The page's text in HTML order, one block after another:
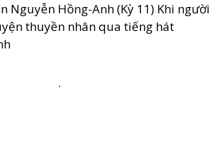
Nguyễn Hồng-Anh (Kỳ 11) Khi người
thuyền nhân qua tiếng hát
.